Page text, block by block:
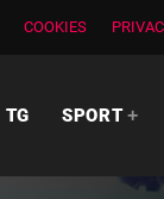
COOKIES
TG SPORT